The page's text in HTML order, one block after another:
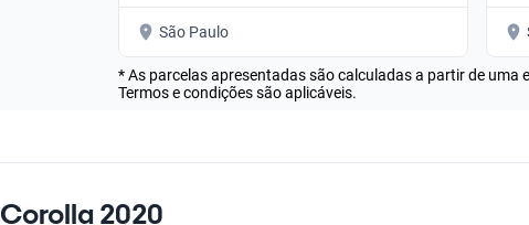
São Paulo
* As parcelas apresentadas são calculadas a partir de uma
Termos e condições são aplicáveis.
2020